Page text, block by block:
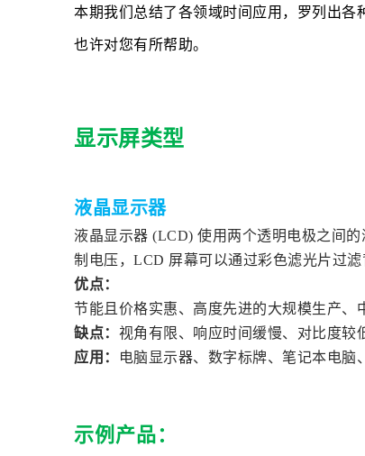
本期我们总结了各领域时间应用，罗列出各
也许对您有所帮助。
显示屏类型
液晶显示器
液晶显示器 (LCD) 使用两个透明电极之间
制电压，LCD 屏幕可以通过彩色滤光片过
优点：
节能且价格实惠、高度先进的大规模生产、
缺点： 视角有限、响应时间缓慢、对比度较
应用：
电脑显示器、数字标牌、笔记本电脑
示例产品：